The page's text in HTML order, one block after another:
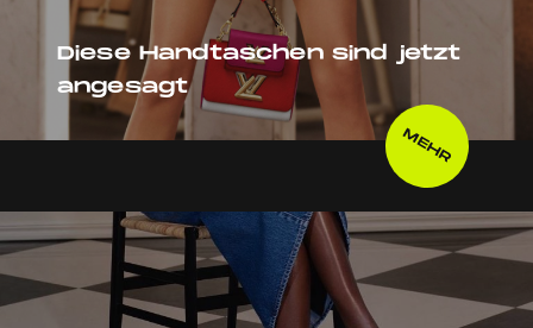
Diese Handtaschen sind jetzt
angesagt
MEHR